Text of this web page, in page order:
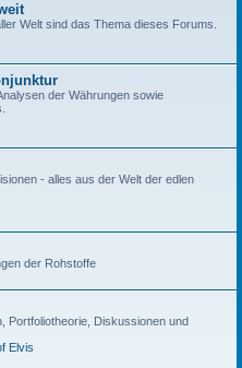
Welt sind das Thema dieses Forums.
der Währungen sowie
- alles aus der Welt der edlen
der Rohstoffe
Portfoliotheorie, Diskussionen und
Elvis